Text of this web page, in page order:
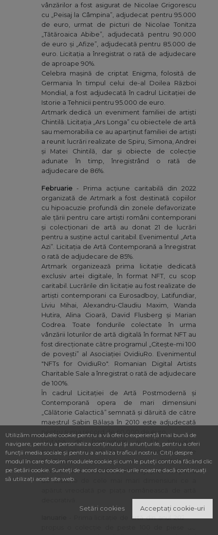
vânzărilor a fost asigurat de Nicolae Grigorescu
cu „Peisaj la Câmpina”, adjudecat pentru 95.000
de euro, urmat de picturi de Nicolae Tonitza
„Tătăroaica Abibe”, adjudecată pentru 90.000
de euro și „Afize”, adjudecată pentru 85.000 de
euro. Licitația a înregistrat o rată de adjudecare
de aproape 90%.
Celebra mașină de criptat Enigma, folosită de
Germania în timpul celui de-al Doilea Război
Mondial, a fost adjudecată în cadrul Licitației de
Istorie a Tehnicii pentru 95.000 de euro.
Artmark dedică un eveniment familiei de artiști
Chintilă. Licitaţia „Ars Longa” cu obiectele de artă
sau memorabilia ce au aparţinut familiei de artişti
a reunit lucrări realizate de Spiru, Simona, Andrei
şi Matei Chintilă, dar şi obiecte de colecţie
adunate în timp, înregistrând o rată de
adjudecare de 86%.
Februarie- Prima acțiune caritabilă din 2022
organizată de Artmark a fost destinată copiilor
cu hipoacuzie profundă din zonele defavorizate
ale țării pentru care artiști români contemporani
și colecționari de artă au donat 21 de lucrări
pentru a susține actul caritabil. Evenimentul „Arta
Azi”. Licitația de Artă Contemporană a înregistrat
o rată de adjudecare de 85%.
Artmark organizează prima licitație dedicată
exclusiv artei digitale, în format NFT, cu scop
caritabil. Lucrările din licitație au fost realizate de
artiști contemporani ca Eurosadboy, Latifundiar,
Liviu Mihai, Alexandru-Claudiu Maxim, Wanda
Hutira, Alina Cioară, David Flusberg și Marian
Codrea. Toate fondurile colectate în urma
vânzării loturilor de artă digitală în format NFT au
fost direcționate către programul „Citește-mi 100
de povești” al Asociației OvidiuRo. Evenimentul
"NFTs for OvidiuRo". Romanian Digital Artists
Charitable Sale a înregistrat o rată de adjudecare
de 100%.
În cadrul Licitației de Artă Postmodernă și
Contemporană opera de mari dimensiuni
„Călătorie Galactică” semnată și dăruită de către
maestrul Sabin Bălașa în 2010 este adjudecată
pentru suma record de 60.000 de euro.
Licitația de Romantism și Art Nouveau
marchează o adjudecare excepțională, de
13.000 de euro, pentru o monumentală lampă
din sticlă stratificată Daum Nancy, probabil piesa
de sticlărie de cele mai mari dimensiuni ce a
- Prima licitație de artă din anul 2022, a
Utilizăm modulele cookie pentru a vă oferi o experiență mai bună de
navigare, pentru a personaliza conținutul și anunțurile, pentru a oferi
funcții media sociale și pentru a analiza traficul nostru. Citiți despre
modul în care folosim modulele cookie și cum le puteți controla făcând clic
pe Setări cookie. Sunteți de acord cu cookie-urile noastre dacă continuați
să utilizați acest site web.
Setări cookies Acceptați cookie-uri